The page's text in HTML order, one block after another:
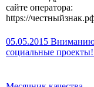
сайте оператора:
https://
05.05.2015
социальные